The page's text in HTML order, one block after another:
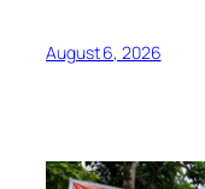
August 6, 2026